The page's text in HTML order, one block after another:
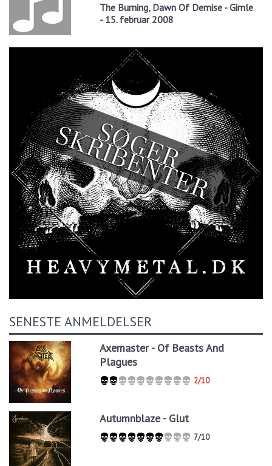
The Burning, Dawn Of Demise - Gimle
- 15. februar 2008
SENESTE ANMELDELSER
Axemaster - Of Beasts And
Plagues
2/10
Autumnblaze - Glut
7/10